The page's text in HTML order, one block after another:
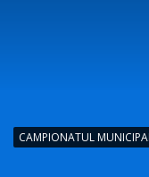
CAMPIONATUL